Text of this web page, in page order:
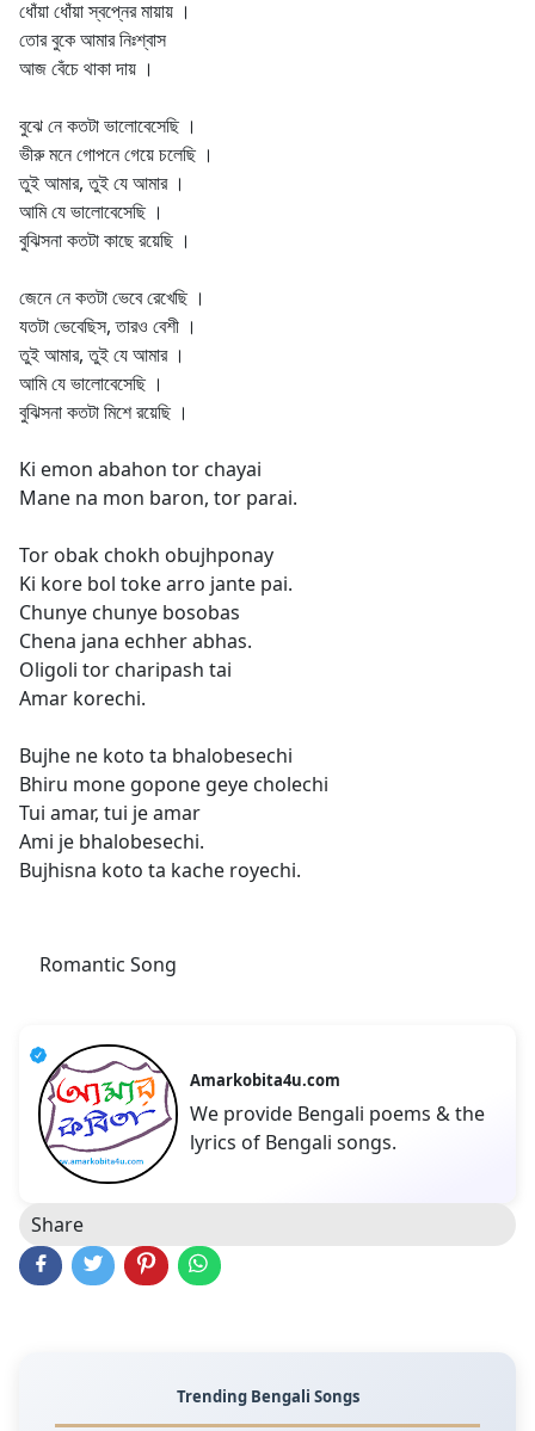
ধোঁয়া ধোঁয়া স্বপ্নের মায়ায় ।
তোর বুকে আমার নিঃশ্বাস
আজ বেঁচে থাকা দায় ।
বুঝে নে কতটা ভালোবেসেছি ।
ভীরু মনে গোপনে গেয়ে চলেছি ।
তুই আমার, তুই যে আমার ।
আমি যে ভালোবেসেছি ।
বুঝিসনা কতটা কাছে রয়েছি ।
জেনে নে কতটা ভেবে রেখেছি ।
যতটা ভেবেছিস, তারও বেশী ।
তুই আমার, তুই যে আমার ।
আমি যে ভালোবেসেছি ।
বুঝিসনা কতটা মিশে রয়েছি ।
Ki emon abahon tor chayai
Mane na mon baron, tor parai.
Tor obak chokh obujhponay
Ki kore bol toke arro jante pai.
Chunye chunye bosobas
Chena jana echher abhas.
Oligoli tor charipash tai
Amar korechi.
Bujhe ne koto ta bhalobesechi
Bhiru mone gopone geye cholechi
Tui amar, tui je amar
Ami je bhalobesechi.
Bujhisna koto ta kache royechi.
Romantic Song
Amarkobita4u.com
We provide Bengali poems & the
lyrics of Bengali songs.
Share
Trending Bengali Songs